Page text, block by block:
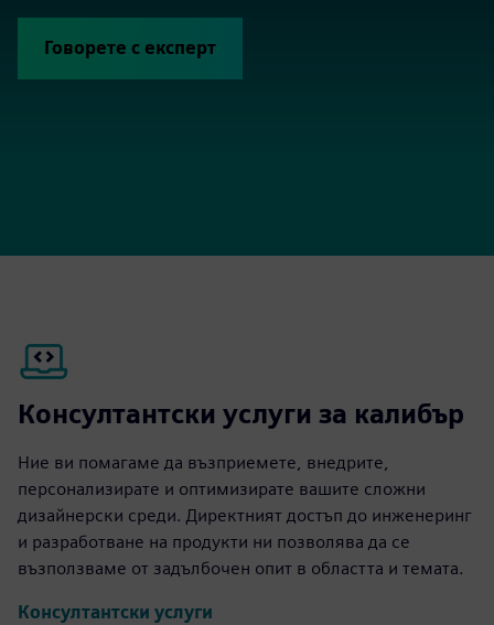
Говорете с експерт
Консултантски услуги за калибър
Ние ви помагаме да възприемете, внедрите,
персонализирате и оптимизирате вашите сложни
дизайнерски среди. Директният достъп до инженеринг
и разработване на продукти ни позволява да се
възползваме от задълбочен опит в областта и темата.
Консултантски услуги